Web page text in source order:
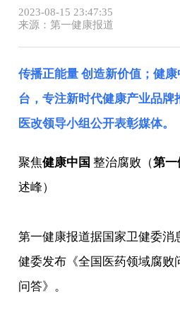
2023-08-15 23:47:35
来源：第一健康报道
传播正能量 创造新价值；健
台，专注新时代健康产业品牌
医改领导小组公开表彰媒体。
聚焦健康中国整治腐败（第一
述峰）
第一健康报道据国家卫健委消
健委发布《全国医药领域腐败
问答》。